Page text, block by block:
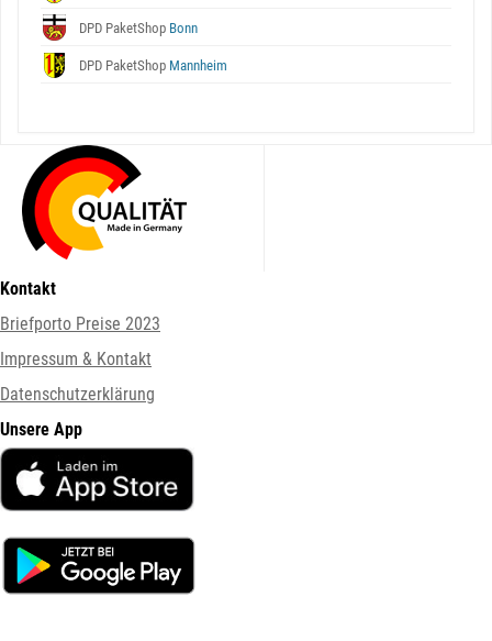
DPD PaketShop Bonn
DPD PaketShop Mannheim
Kontakt
Briefporto Preise 2023
Impressum & Kontakt
Datenschutzerklärung
Unsere App